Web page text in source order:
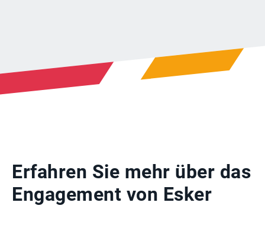
Erfahren Sie mehr über das
Engagement von Esker